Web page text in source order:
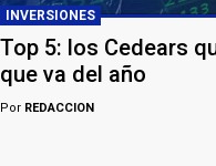
INVERSIONES
Top 5: los Cedears
que va del año
Por REDACCION